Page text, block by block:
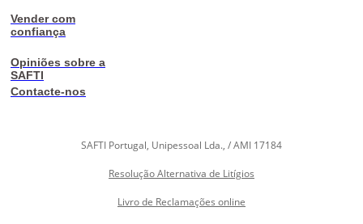
Vender com
confiança
Opiniões sobre a
SAFTI
Contacte-nos
SAFTI Portugal, Unipessoal Lda., / AMI 17184
Resolução Alternativa de Litígios
Livro de Reclamações online